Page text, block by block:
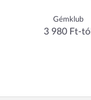
Gémklub
3 980 Ft-tól